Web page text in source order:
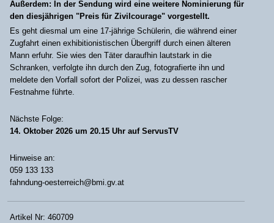
Außerdem: In der Sendung wird eine weitere Nominierung für
den diesjährigen "Preis für Zivilcourage" vorgestellt.
Es geht diesmal um eine 17-jährige Schülerin, die während einer
Zugfahrt einen exhibitionistischen Übergriff durch einen älteren
Mann erfuhr. Sie wies den Täter daraufhin lautstark in die
Schranken, verfolgte ihn durch den Zug, fotografierte ihn und
meldete den Vorfall sofort der Polizei, was zu dessen rascher
Festnahme führte.
Nächste Folge:
14. Oktober 2026 um 20.15 Uhr auf ServusTV
Hinweise an:
059 133 133
fahndung-oesterreich@bmi.gv.at
Artikel Nr: 460709